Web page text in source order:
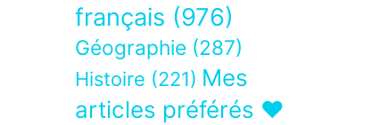
français (976)
Géographie (287)
Histoire (221) Mes
articles préférés ❤